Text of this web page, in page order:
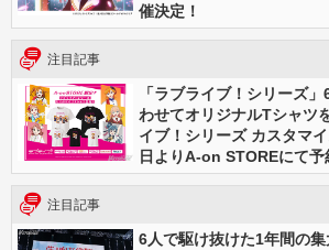
催決定！
注目記事
「ラブライブ！シリーズ
わせてオリジナルTシャツ
イブ！シリーズ カスタマ
日よりA-on STOREにて予
注目記事
6人で駆け抜けた1年間の